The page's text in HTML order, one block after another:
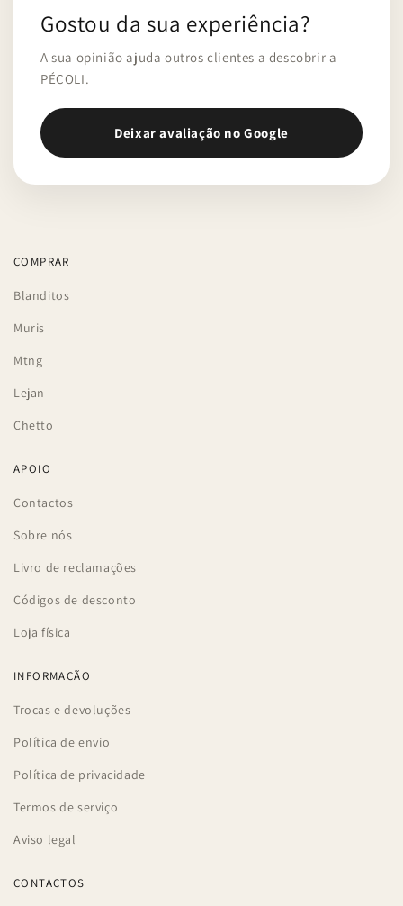
Gostou da sua experiência?
A sua opinião ajuda outros clientes a descobrir a
PÉCOLI.
Deixar avaliação no Google
COMPRAR
Blanditos
Muris
Mtng
Lejan
Chetto
APOIO
Contactos
Sobre nós
Livro de reclamações
Códigos de desconto
Loja física
INFORMAÇÃO
Trocas e devoluções
Política de envio
Política de privacidade
Termos de serviço
Aviso legal
CONTACTOS